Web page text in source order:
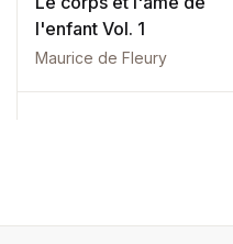
l'enfant Vol. 1
Maurice de Fleury